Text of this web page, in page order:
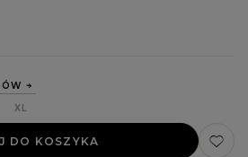
XL
DO KOSZYKA